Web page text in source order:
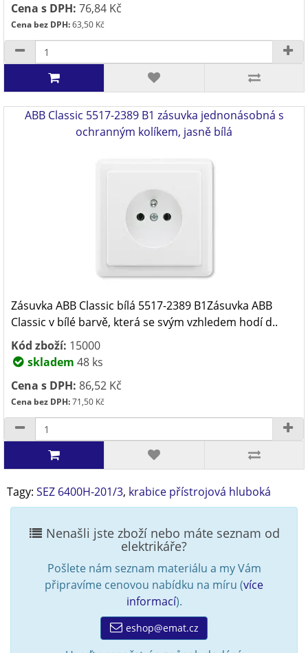
Cena s DPH: 76,84 Kč
Cena bez DPH:63,50 Kč
ABB Classic 5517-2389 B1 zásuvka jednonásobná s
ochranným kolíkem, jasně bílá
Zásuvka ABB Classic bílá 5517-2389 B1Zásuvka ABB
Classic v bílé barvě, která se svým vzhledem hodí d..
Kód zboží: 15000
skladem 48 ks
Cena s DPH: 86,52 Kč
Cena bez DPH:71,50 Kč
Tagy: SEZ 6400H-201/3, krabice přístrojová hluboká
Nenašli jste zboží nebo máte seznam od
elektrikáře?
Pošlete nám seznam materiálu a my Vám
připravíme cenovou nabídku na míru (více
informací).
eshop@emat.cz